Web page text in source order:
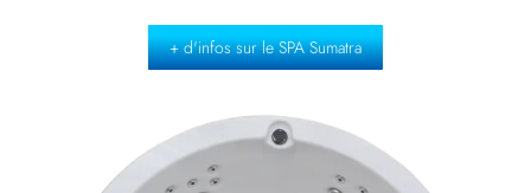
+ d'infos sur le SPA Sumatra